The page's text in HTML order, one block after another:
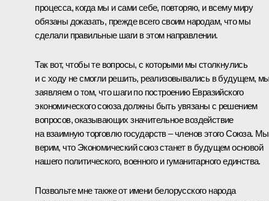
процесса, когда мы и сами себе, повторяю, и всему миру
обязаны доказать, прежде всего своим народам, что мы
сделали правильные шаги в этом направлении.
Так вот, чтобы те вопросы, с которыми мы столкнулись
и с ходу не смогли решить, реализовывались в будущем,
заявляем о том, что шаги по построению Евразийского
экономического союза должны быть увязаны с решением
вопросов, оказывающих значительное воздействие
на взаимную торговлю государств – членов этого Союза. Мы
верим, что Экономический союз станет в будущем основой
нашего политического, военного и гуманитарного единства.
Позвольте мне также от имени белорусского народа